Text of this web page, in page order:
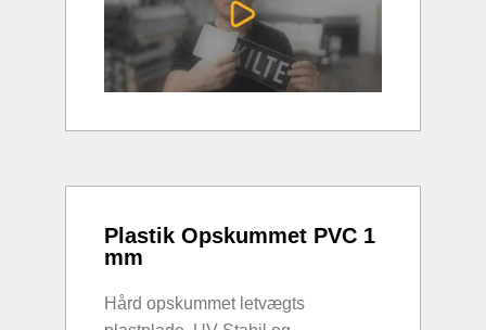
Plastik Opskummet PVC 1
mm
Hård opskummet letvægts